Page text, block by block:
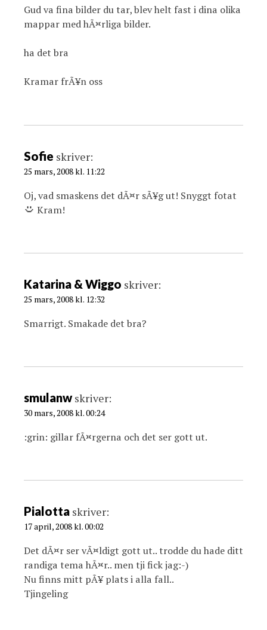
Gud va fina bilder du tar, blev helt fast i dina olika
mappar med hÃ¤rliga bilder.
ha det bra
Kramar frÃ¥n oss
Sofie skriver:
25 mars, 2008 kl. 11:22
Oj, vad smaskens det dÃ¤r sÃ¥g ut! Snyggt fotat
Kram!
Katarina & Wiggo skriver:
25 mars, 2008 kl. 12:32
Smarrigt. Smakade det bra?
smulanw skriver:
30 mars, 2008 kl. 00:24
:grin: gillar fÃ¤rgerna och det ser gott ut.
Pialotta skriver:
17 april, 2008 kl. 00:02
Det dÃ¤r ser vÃ¤ldigt gott ut.. trodde du hade ditt
randiga tema hÃ¤r.. men tji fick jag:-)
Nu finns mitt pÃ¥ plats i alla fall..
Tjingeling